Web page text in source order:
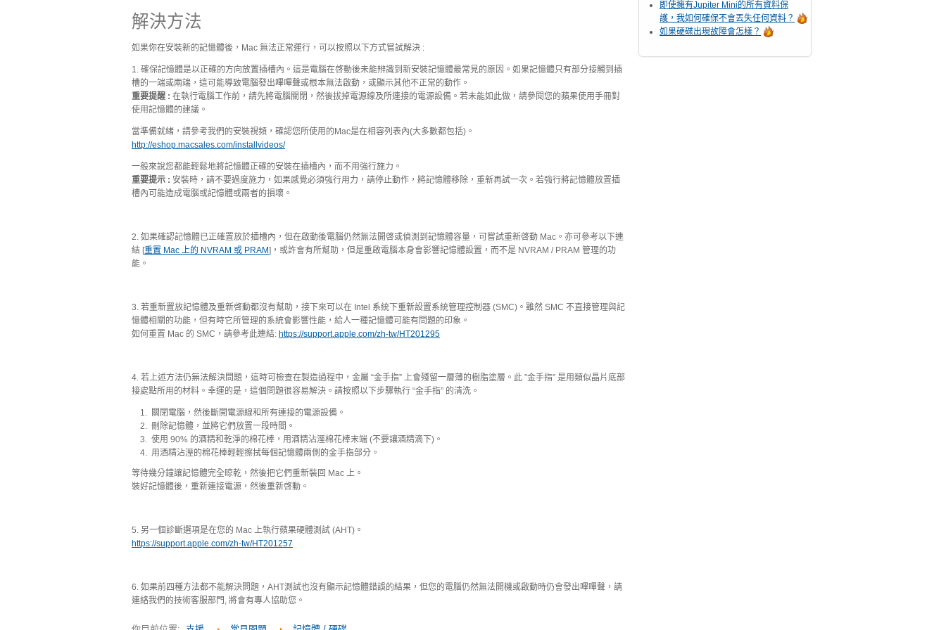
解決方法
如果你在安裝新的記憶體後，Mac 無法正常運行，可以按照以下方式嘗試解決 :
1. 確保記憶體是以正確的方向放置插槽內。這是電腦在啓動後未能辨識到新安裝記憶體最常見的原因。如果記憶體只有部分接觸到插
槽的一端或兩端，這可能導致電腦發出嗶嗶聲或根本無法啟動，或顯示其他不正常的動作。
重要提醒 : 在執行電腦工作前，請先將電腦關閉，然後拔掉電源線及所連接的電源設備。若未能如此做，請參閱您的蘋果使用手冊對
使用記憶體的建議。
當準備就緒，請參考我們的安裝視頻，確認您所使用的Mac是在相容列表內(大多數都包括)。
http://eshop.macsales.com/installvideos/
一般來說您都能輕鬆地將記憶體正確的安裝在插槽內，而不用強行施力。
重要提示 : 安裝時，請不要過度施力，如果感覺必須強行用力，請停止動作，將記憶體移除，重新再試一次。若強行將記憶體放置插
槽內可能造成電腦或記憶體或兩者的損壞。
2. 如果確認記憶體已正確置放於插槽內，但在啟動後電腦仍然無法開啓或偵測到記憶體容量，可嘗試重新啓動 Mac。亦可參考以下連
結 [重置 Mac 上的 NVRAM 或 PRAM]，或許會有所幫助，但是重啟電腦本身會影響記憶體設置，而不是 NVRAM / PRAM 管理的功
能。
3. 若重新置放記憶體及重新啓動都沒有幫助，接下來可以在 Intel 系統下重新設置系統管理控制器 (SMC)。雖然 SMC 不直接管理與記
憶體相關的功能，但有時它所管理的系統會影響性能，給人一種記憶體可能有問題的印象。
如何重置 Mac 的 SMC，請參考此連結: https://support.apple.com/zh-tw/HT201295
4. 若上述方法仍無法解決問題，這時可檢查在製造過程中，金屬 “金手指” 上會殘留一層薄的樹脂塗層。此 ”金手指” 是用類似晶片底部
接處點所用的材料。幸運的是，這個問題很容易解決。請按照以下步驟執行 “金手指” 的清洗。
關閉電腦，然後斷開電源線和所有連接的電源設備。
刪除記憶體，並將它們放置一段時間。
使用 90% 的酒精和乾淨的棉花棒，用酒精沾溼棉花棒末端 (不要讓酒精滴下)。
用酒精沾溼的棉花棒輕輕擦拭每個記憶體兩側的金手指部分。
等待幾分鐘讓記憶體完全晾乾，然後把它們重新裝回 Mac 上。
裝好記憶體後，重新連接電源，然後重新啓動。
5. 另一個診斷選項是在您的 Mac 上執行蘋果硬體測試 (AHT)。
https://support.apple.com/zh-tw/HT201257
6. 如果前四種方法都不能解決問題，AHT測試也沒有顯示記憶體錯誤的結果，但您的電腦仍然無法開機或啟動時仍會發出嗶嗶聲，請
連絡我們的技術客服部門, 將會有專人協助您。
即使擁有Jupiter Mini的所有資料保
護，我如何確保不會丟失任何資料？
如果硬碟出現故障會怎樣？